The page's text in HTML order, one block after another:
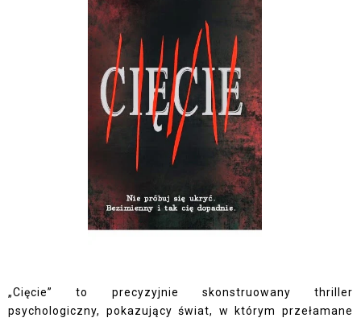
„Cięcie” to precyzyjnie skonstruowany thriller
psychologiczny, pokazujący świat, w którym przełamane